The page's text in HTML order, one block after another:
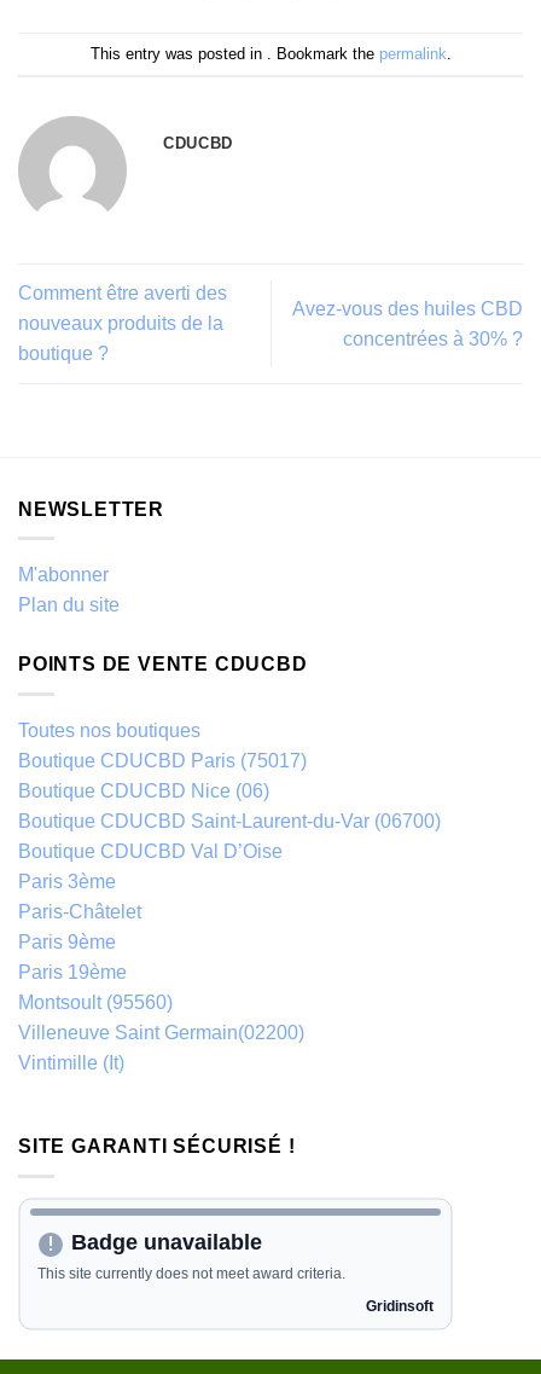
This entry was posted in . Bookmark the permalink
CDUCBD
Comment être averti des
nouveaux produits de la
boutique ?
Avez-vous des huiles CBD
concentrées à 30% ?
NEWSLETTER
M'abonner
Plan du site
POINTS DE VENTE CDUCBD
Toutes nos boutiques
Boutique CDUCBD Paris (75017)
Boutique CDUCBD Nice (06)
Boutique CDUCBD Saint-Laurent-du-Var (06700)
Boutique CDUCBD Val D’Oise
Paris 3ème
Paris-Châtelet
Paris 9ème
Paris 19ème
Montsoult (95560)
Villeneuve Saint Germain(02200)
Vintimille (It)
SITE GARANTI SÉCURISÉ !